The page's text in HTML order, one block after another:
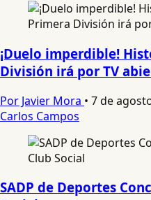
¡Duelo imperdible!
División irá por TV
Por Javier Mora • 7 de
Carlos Campos
SADP de Deportes